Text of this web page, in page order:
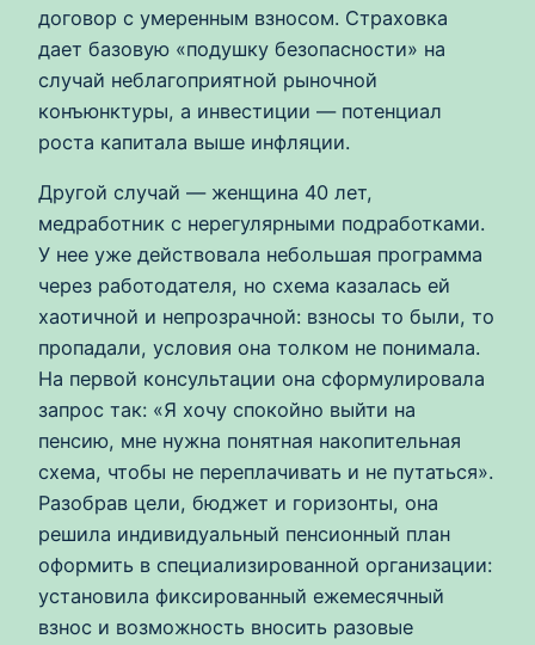
договор с умеренным взносом. Страховка
дает базовую «подушку безопасности» на
случай неблагоприятной рыночной
конъюнктуры, а инвестиции — потенциал
роста капитала выше инфляции.
Другой случай — женщина 40 лет,
медработник с нерегулярными подработками.
У нее уже действовала небольшая программа
через работодателя, но схема казалась ей
хаотичной и непрозрачной: взносы то были, то
пропадали, условия она толком не понимала.
На первой консультации она сформулировала
запрос так: «Я хочу спокойно выйти на
пенсию, мне нужна понятная накопительная
схема, чтобы не переплачивать и не путаться».
Разобрав цели, бюджет и горизонты, она
решила индивидуальный пенсионный план
оформить в специализированной организации:
установила фиксированный ежемесячный
взнос и возможность вносить разовые